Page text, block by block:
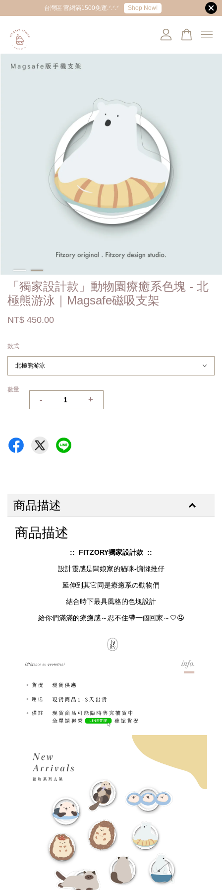
台灣區 官網滿1500免運.ᐟ.ᐟ.ᐟ Shop Now!
「獨家設計款」動物園療癒系色塊 - 北
極熊游泳｜Magsafe磁吸支架
NT$ 450.00
款式
數量
- +
商品描述
商品描述
:: FITZORY獨家設計款 ::
設計靈感是闆娘家的貓咪-慵懶推仔
延伸到其它同是療癒系の動物們
結合時下最具風格的色塊設計
給你們滿滿的療癒感～忍不住帶一個回家～🤍🤤
您的購物車目前還是空的。